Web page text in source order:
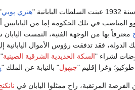
" هنري پويي
المناصب في تلك الحكومة إما من
معترفاً بها من الوجهة الفنية، التمست
الدولة، فقد تدفقت رؤوس الأموال
لشراء "السكة الحديدية الشرقية الصينية
وغزا إقليم "جبهول" بالنيابة عن الملك "
الفرصة المرتقبة، راح ممثلوا اليابان في